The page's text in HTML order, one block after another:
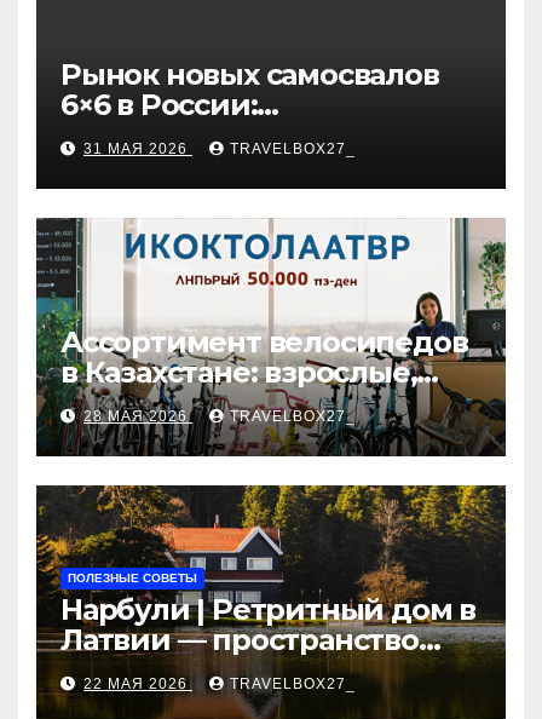
Рынок новых самосвалов
6×6 в России:
характеристики и цены
31 МАЯ 2026 TRAVELBOX27_
Ассортимент велосипедов
в Казахстане: взрослые,
детские и городские
модели, ценовые
категории и варианты
рассрочки
28 МАЯ 2026 TRAVELBOX27_
ПОЛЕЗНЫЕ СОВЕТЫ
Нарбули | Ретритный дом в
Латвии — пространство
для саморазвития и
восстановления
22 МАЯ 2026 TRAVELBOX27_